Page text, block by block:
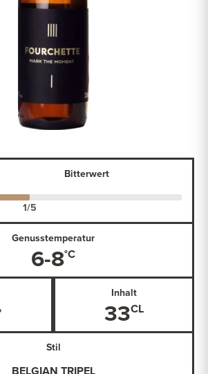
Bitterwert
Genusstemperatur
6-8
Inhalt
33
Stil